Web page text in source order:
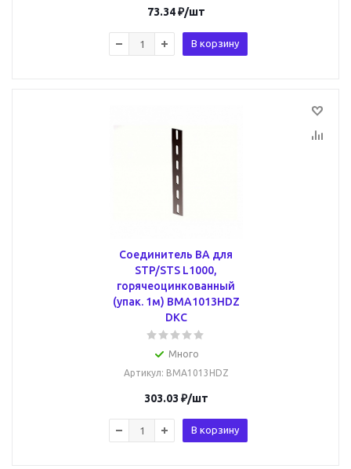
73.34₽/шт
В корзину
Соединитель BA для
STP/STS L1000,
горячеоцинкованный
(упак. 1м) BMA1013HDZ
DKC
Много
Артикул: BMA1013HDZ
303.03 ₽/шт
В корзину